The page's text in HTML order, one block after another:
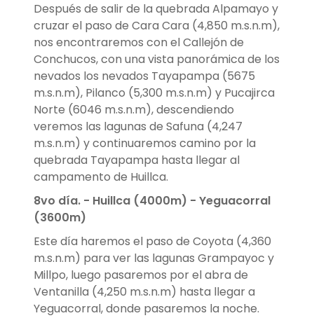
Después de salir de la quebrada Alpamayo y
cruzar el paso de Cara Cara (4,850 m.s.n.m),
nos encontraremos con el Callejón de
Conchucos, con una vista panorámica de los
nevados los nevados Tayapampa (5675
m.s.n.m), Pilanco (5,300 m.s.n.m) y Pucajirca
Norte (6046 m.s.n.m), descendiendo
veremos las lagunas de Safuna (4,247
m.s.n.m) y continuaremos camino por la
quebrada Tayapampa hasta llegar al
campamento de Huillca.
8vo día. - Huillca (4000m) - Yeguacorral
(3600m)
Este día haremos el paso de Coyota (4,360
m.s.n.m) para ver las lagunas Grampayoc y
Millpo, luego pasaremos por el abra de
Ventanilla (4,250 m.s.n.m) hasta llegar a
Yeguacorral, donde pasaremos la noche.